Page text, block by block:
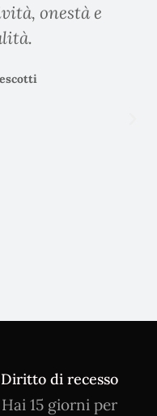
onestà e
Diritto di recesso
Hai 15 giorni per